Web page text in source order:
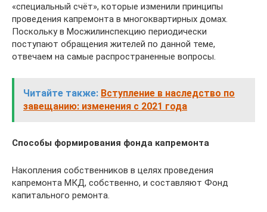
«специальный счёт», которые изменили принципы
проведения капремонта в многоквартирных домах.
Поскольку в Мосжилинспекцию периодически
поступают обращения жителей по данной теме,
отвечаем на самые распространенные вопросы.
Читайте также: Вступление в наследство по
завещанию: изменения с 2021 года
Способы формирования фонда капремонта
Накопления собственников в целях проведения
капремонта МКД, собственно, и составляют Фонд
капитального ремонта.